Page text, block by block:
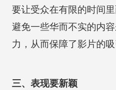
要让受众在有限的时间
避免一些华而不实的内
力，从而保障了影片的吸
三、表现要新颖